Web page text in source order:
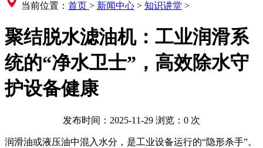
当前位置： 首页 > 新闻中心 > 知识讲堂 >
聚结脱水滤油机：工业润滑系
统的“净水卫士”，高效除水守
护设备健康
发布时间：2025-11-29 浏览： 0 次
润滑油或液压油中混入水分，是工业设备运行的“隐形杀手”。